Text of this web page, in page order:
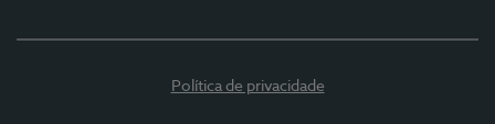
Política de privacidade